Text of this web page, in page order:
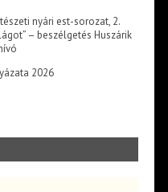
nyári est-sorozat, 2.
– beszélgetés Huszárik
2026